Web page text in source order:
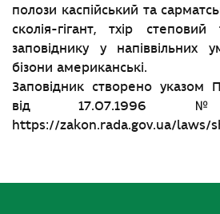
полози каспійський та
сколія-гігант, тхір
заповіднику у напіввільних
бізони американські.
Заповідник створено указом
від
https://zakon.rada.gov.ua/laws/